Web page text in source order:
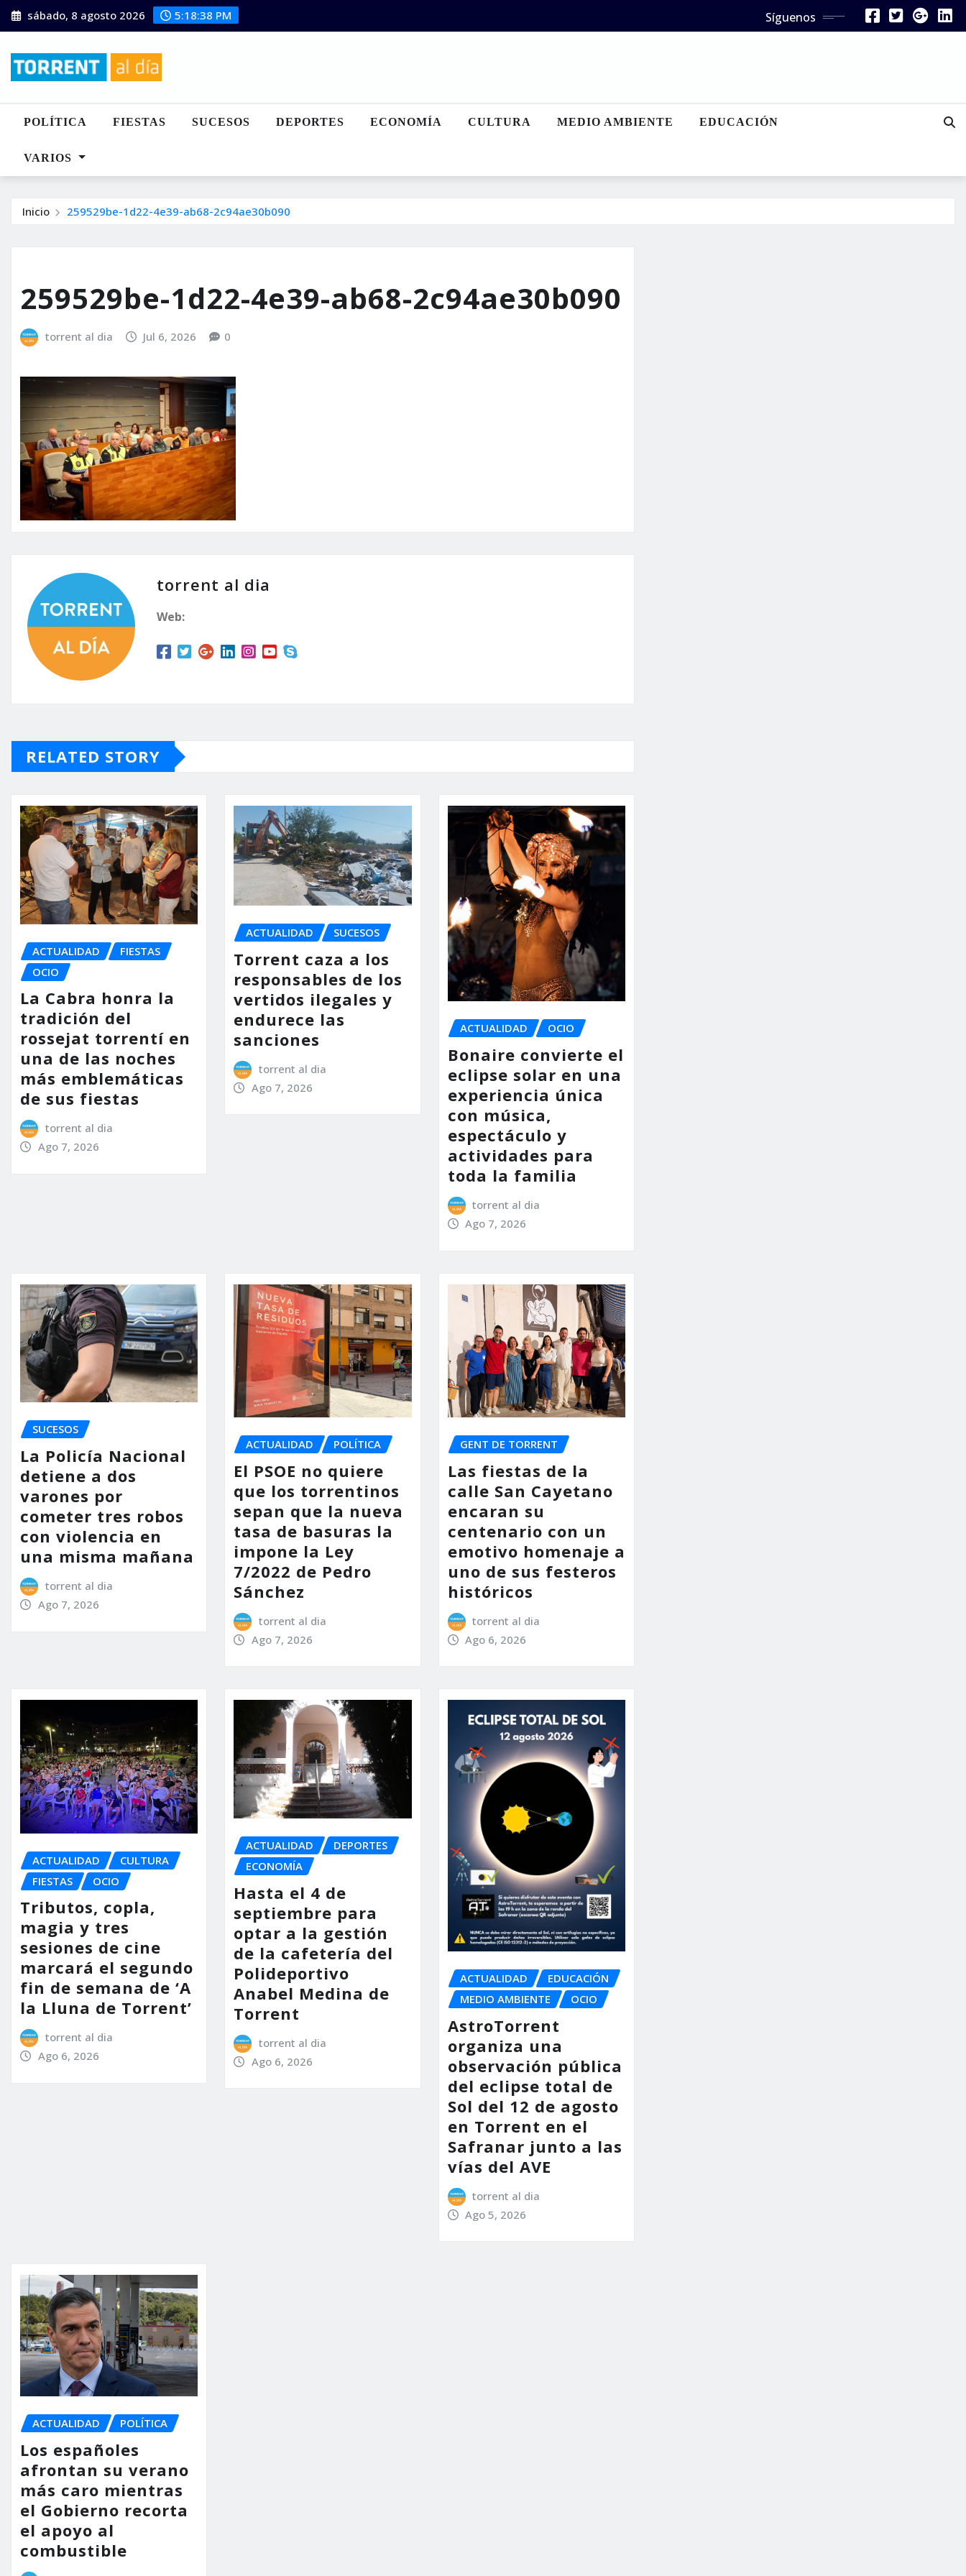
Saltar
al
sábado, 8 agosto 2026 5:18:39 PM Síguenos
POLÍTICA FIESTAS SUCESOS DEPORTES ECONOMÍA CULTURA MEDIO AMBIENTE EDUCACIÓN
VARIOS
Inicio 259529be-1d22-4e39-ab68-2c94ae30b090
259529be-1d22-4e39-ab68-2c94ae30b090
torrent al dia Jul 6, 2026 0
torrent al dia
Web:
RELATED STORY
ACTUALIDAD
FIESTAS
OCIO
La Cabra honra la
tradición del
rossejat torrentí en
una de las noches
más emblemáticas
de sus fiestas
torrent al dia
Ago 7, 2026
ACTUALIDAD SUCESOS
Torrent caza a los
responsables de los
vertidos ilegales y
endurece las
sanciones
torrent al dia
Ago 7, 2026
ACTUALIDAD OCIO
Bonaire convierte el
eclipse solar en una
experiencia única
con música,
espectáculo y
actividades para
toda la familia
torrent al dia
Ago 7, 2026
SUCESOS
La Policía Nacional
detiene a dos
varones por
cometer tres robos
con violencia en
una misma mañana
torrent al dia
Ago 7, 2026
ACTUALIDAD POLÍTICA
El PSOE no quiere
que los torrentinos
sepan que la nueva
tasa de basuras la
impone la Ley
7/2022 de Pedro
Sánchez
torrent al dia
Ago 7, 2026
GENT DE TORRENT
Las fiestas de la
calle San Cayetano
encaran su
centenario con un
emotivo homenaje a
uno de sus festeros
históricos
torrent al dia
Ago 6, 2026
ACTUALIDAD
CULTURA
FIESTAS
OCIO
Tributos, copla,
magia y tres
sesiones de cine
marcará el segundo
fin de semana de ‘A
la Lluna de Torrent’
torrent al dia
Ago 6, 2026
ACTUALIDAD
DEPORTES
ECONOMÍA
Hasta el 4 de
septiembre para
optar a la gestión
de la cafetería del
Polideportivo
Anabel Medina de
Torrent
torrent al dia
Ago 6, 2026
ACTUALIDAD
EDUCACIÓN
MEDIO AMBIENTE
OCIO
AstroTorrent
organiza una
observación pública
del eclipse total de
Sol del 12 de agosto
en Torrent en el
Safranar junto a las
vías del AVE
torrent al dia
Ago 5, 2026
ACTUALIDAD POLÍTICA
Los españoles
afrontan su verano
más caro mientras
el Gobierno recorta
el apoyo al
combustible